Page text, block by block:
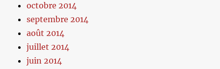
octobre 2014
septembre 2014
août 2014
juillet 2014
juin 2014